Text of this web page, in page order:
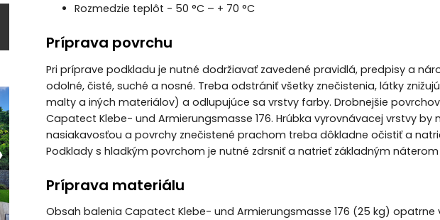
Rozmedzie teplôt - 50 °C – + 70 °C
Príprava povrchu
Pri príprave podkladu je nutné dodržiavať zavedené pravidlá, predpisy a
odolné, čisté, suché a nosné. Treba odstrániť všetky znečistenia, látky
malty a iných materiálov) a odlupujúce sa vrstvy farby. Drobnejšie
Capatect Klebe- und Armierungsmasse 176. Hrúbka vyrovnávacej vrstvy by
nasiakavosťou a povrchy znečistené prachom treba dôkladne očistiť a
Podklady s hladkým povrchom je nutné zdrsniť a natrieť základným
Príprava materiálu
Obsah balenia Capatect Klebe- und Armierungsmasse 176 (25 kg)